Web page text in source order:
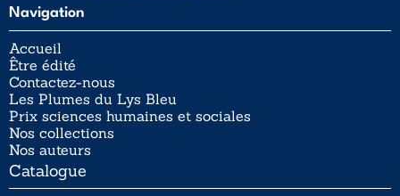
Navigation
Accueil
Être édité
Contactez-nous
Les Plumes du Lys Bleu
Prix sciences humaines et sociales
Nos collections
Nos auteurs
Catalogue